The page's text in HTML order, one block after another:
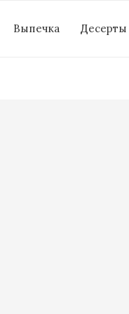
Выпечка Десерты